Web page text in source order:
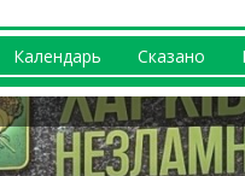
Календарь Сказано